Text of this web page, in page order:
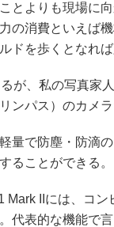
とよりも現場に
の消費といえば
ドを歩くとなれ
が、私の写真家
ンパス）のカメラ
量で防塵・防滴
ることができる。
Mark IIには、コ
代表的な機能で